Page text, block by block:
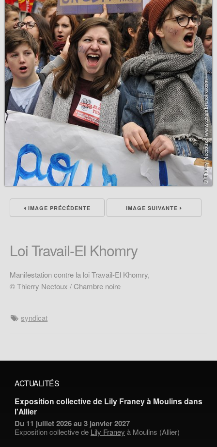
IMAGE PRÉCÉDENTE IMAGE SUIVANTE
Loi Travail-El Khomry
Manifestation contre la loi Travail-El Khomry,
© Thierry Nectoux / Chambre noire
syndicat
ACTUALITÉS
Exposition collective de Lily Franey à Moulins dans
l'Allier
Du 11 juillet 2026 au 3 janvier 2027
Exposition collective de Lily Franey à Moulins (Allier)